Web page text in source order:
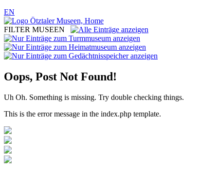
EN
FILTER MUSEEN
Oops, Post Not Found!
Uh Oh. Something is missing. Try double checking things.
This is the error message in the index.php template.